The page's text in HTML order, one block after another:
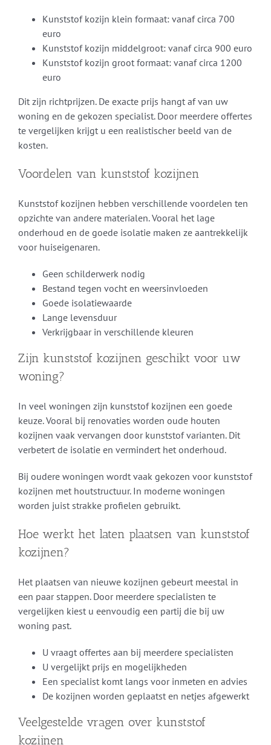
Kunststof kozijn klein formaat: vanaf circa 700
euro
Kunststof kozijn middelgroot: vanaf circa 900 euro
Kunststof kozijn groot formaat: vanaf circa 1200
euro
Dit zijn richtprijzen. De exacte prijs hangt af van uw
woning en de gekozen specialist. Door meerdere offertes
te vergelijken krijgt u een realistischer beeld van de
kosten.
Voordelen van kunststof kozijnen
Kunststof kozijnen hebben verschillende voordelen ten
opzichte van andere materialen. Vooral het lage
onderhoud en de goede isolatie maken ze aantrekkelijk
voor huiseigenaren.
Geen schilderwerk nodig
Bestand tegen vocht en weersinvloeden
Goede isolatiewaarde
Lange levensduur
Verkrijgbaar in verschillende kleuren
Zijn kunststof kozijnen geschikt voor uw
woning?
In veel woningen zijn kunststof kozijnen een goede
keuze. Vooral bij renovaties worden oude houten
kozijnen vaak vervangen door kunststof varianten. Dit
verbetert de isolatie en vermindert het onderhoud.
Bij oudere woningen wordt vaak gekozen voor kunststof
kozijnen met houtstructuur. In moderne woningen
worden juist strakke profielen gebruikt.
Hoe werkt het laten plaatsen van kunststof
kozijnen?
Het plaatsen van nieuwe kozijnen gebeurt meestal in
een paar stappen. Door meerdere specialisten te
vergelijken kiest u eenvoudig een partij die bij uw
woning past.
U vraagt offertes aan bij meerdere specialisten
U vergelijkt prijs en mogelijkheden
Een specialist komt langs voor inmeten en advies
De kozijnen worden geplaatst en netjes afgewerkt
Veelgestelde vragen over kunststof
kozijnen